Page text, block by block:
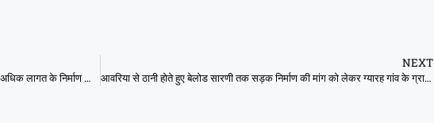
विधायक योगेश पंडाग्रे, नपा अध्यक्ष नितिन गाडरे ने किया करोड़ों से अधिक लागत के निर्माण कार्यों का भूमि पूजन।
NEXT
आवरिया से ठानी होते हुए बेलोड सारणी तक सड़क निर्माण की मांग को लेकर ग्यारह गांव के ग्रामीणों ने कलेक्टर कार्यालय पहुंचकर ज्ञापन सौंपा ।